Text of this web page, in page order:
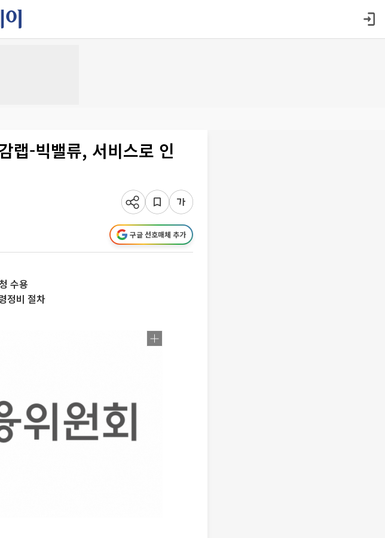
랩-빅밸류, 서비스로 인
구글 선호매체 추가
수용
정비 절차